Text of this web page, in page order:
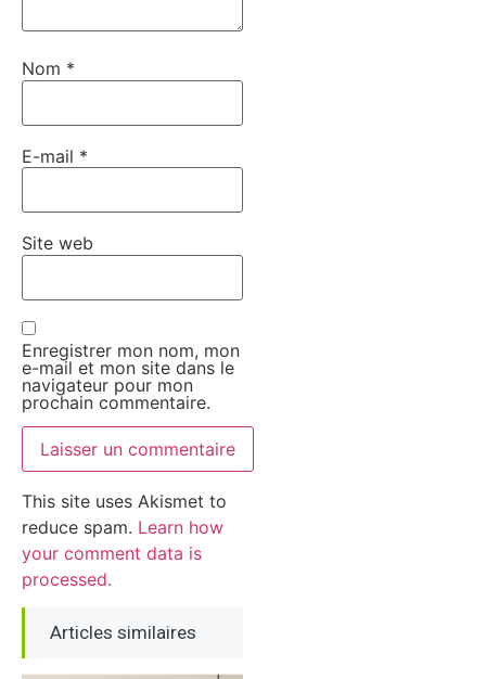
Nom *
E-mail *
Site web
Enregistrer mon nom, mon
e-mail et mon site dans le
navigateur pour mon
prochain commentaire.
This site uses Akismet to
reduce spam. Learn how
your comment data is
processed.
Articles similaires